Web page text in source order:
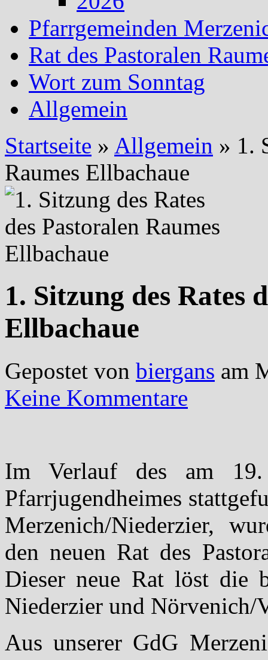
Pfarrgemeinden
Rat des Pastoralen
Wort zum Sonntag
Allgemein
Startseite » Allgemein » 1.
Raumes Ellbachaue
1. Sitzung des Rates
Ellbachaue
Gepostet von biergans am
Keine Kommentare
Im Verlauf des am 19.
Pfarrjugendheimes
Merzenich/Niederzier,
den neuen Rat des
Dieser neue Rat löst die
Niederzier und Nörvenich/
Aus unserer GdG